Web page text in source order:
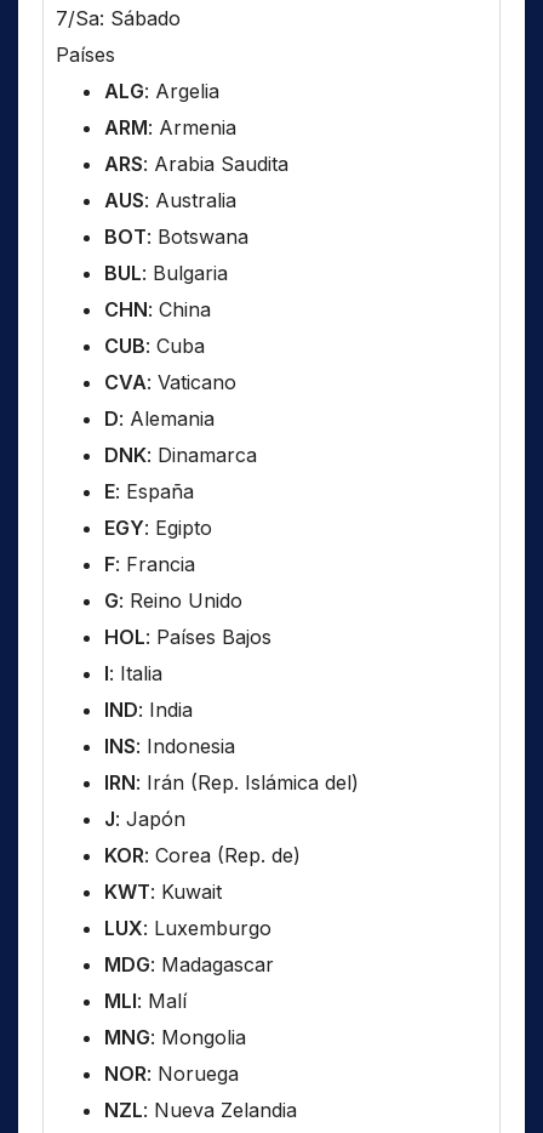
7/Sa: Sábado
Países
ALG: Argelia
ARM: Armenia
ARS: Arabia Saudita
AUS: Australia
BOT: Botswana
BUL: Bulgaria
CHN: China
CUB: Cuba
CVA: Vaticano
D: Alemania
DNK: Dinamarca
E: España
EGY: Egipto
F: Francia
G: Reino Unido
HOL: Países Bajos
I: Italia
IND: India
INS: Indonesia
IRN: Irán (Rep. Islámica del)
J: Japón
KOR: Corea (Rep. de)
KWT: Kuwait
LUX: Luxemburgo
MDG: Madagascar
MLI: Malí
MNG: Mongolia
NOR: Noruega
NZL: Nueva Zelandia